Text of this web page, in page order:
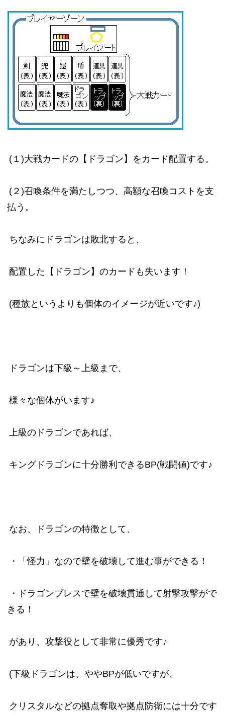
(１)大戦カードの【ドラゴン】をカード配置する。
(２)召喚条件を満たしつつ、高額な召喚コストを支
払う。
ちなみにドラゴンは敗北すると、
配置した【ドラゴン】のカードも失います！
(種族というよりも個体のイメージが近いです♪)
ドラゴンは下級～上級まで、
様々な個体がいます♪
上級のドラゴンであれば、
キングドラゴンに十分勝利できるBP(戦闘値)です♪
なお、ドラゴンの特徴として、
・「怪力」なので壁を破壊して進む事ができる！
・ドラゴンブレスで壁を破壊貫通して射撃攻撃がで
きる！
があり、攻撃役として非常に優秀です♪
(下級ドラゴンは、ややBPが低いですが、
クリスタルなどの拠点奪取や拠点防衛には十分です